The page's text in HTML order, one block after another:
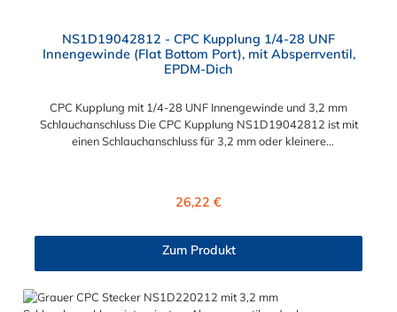
NS1D19042812 - CPC Kupplung 1/4-28 UNF
Innengewinde (Flat Bottom Port), mit Absperrventil,
EPDM-Dich
CPC Kupplung mit 1/4-28 UNF Innengewinde und 3,2 mm
Schlauchanschluss Die CPC Kupplung NS1D19042812 ist mit
einen Schlauchanschluss für 3,2 mm oder kleinere
Dichtring ist aus EPDM gefertigt. Das Verbindungsstück zum
Kupplung mit allen Steckern der CPC NS1- Serie kombinieren.
Regulärer Preis:
26,22 €
Zum Produkt